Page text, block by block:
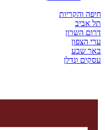
חיפה והקריות
תל אביב
דרום השרון
ערי הצפון
באר שבע
עסקים ונדלן